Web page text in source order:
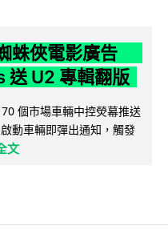
蛛俠電影廣告
送 U2 專輯翻版
個市場車輛中控熒幕推送
動車輛即彈出通知，觸發
文